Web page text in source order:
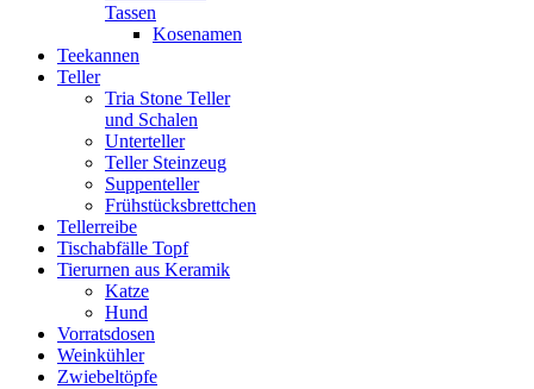
Tassen
Kosenamen
Teekannen
Teller
Tria Stone Teller
und Schalen
Unterteller
Teller Steinzeug
Suppenteller
Frühstücksbrettchen
Tellerreibe
Tischabfälle Topf
Tierurnen aus Keramik
Katze
Hund
Vorratsdosen
Weinkühler
Zwiebeltöpfe